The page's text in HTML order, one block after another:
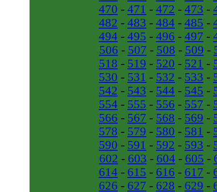
470 - 471 - 472 - 473 -
482 - 483 - 484 - 485 -
494 - 495 - 496 - 497 -
506 - 507 - 508 - 509 -
518 - 519 - 520 - 521 -
530 - 531 - 532 - 533 -
542 - 543 - 544 - 545 -
554 - 555 - 556 - 557 -
566 - 567 - 568 - 569 -
578 - 579 - 580 - 581 -
590 - 591 - 592 - 593 -
602 - 603 - 604 - 605 -
614 - 615 - 616 - 617 -
626 - 627 - 628 - 629 -